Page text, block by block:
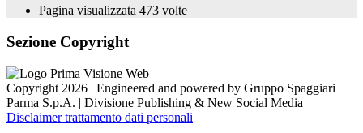
Pagina visualizzata 473 volte
Sezione Copyright
Copyright 2026 | Engineered and powered by Gruppo Spaggiari
Parma S.p.A. | Divisione Publishing & New Social Media
Disclaimer trattamento dati personali